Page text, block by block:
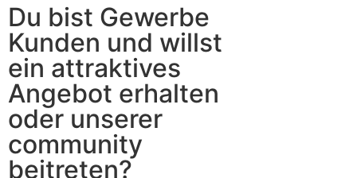
Du bist Gewerbe
Kunden und willst
ein attraktives
Angebot erhalten
oder unserer
community
beitreten?